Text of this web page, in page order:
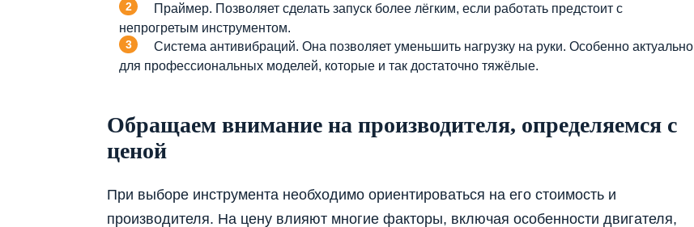
Праймер. Позволяет сделать запуск более лёгким, если работать предстоит с
непрогретым инструментом.
Система антивибраций. Она позволяет уменьшить нагрузку на руки. Особенно актуально
для профессиональных моделей, которые и так достаточно тяжёлые.
Обращаем внимание на производителя, определяемся с
ценой
При выборе инструмента необходимо ориентироваться на его стоимость и
производителя. На цену влияют многие факторы, включая особенности двигателя,